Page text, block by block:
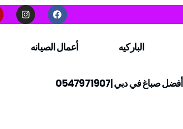
الباركيه أعمال الصيانه
أفضل صباغ في دبي |0547971907